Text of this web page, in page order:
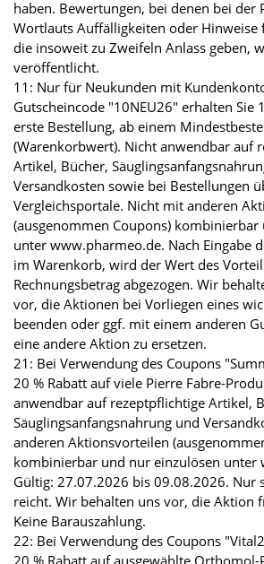
haben. Bewertungen, bei denen bei der
Wortlauts Auffälligkeiten oder Hinweise
die insoweit zu Zweifeln Anlass geben,
veröffentlicht.
11: Nur für Neukunden mit
Gutscheincode "10NEU26" erhalten Sie
erste Bestellung, ab einem
(Warenkorbwert). Nicht anwendbar auf
Artikel, Bücher,
Versandkosten sowie bei Bestellungen
Vergleichsportale. Nicht mit anderen
(ausgenommen Coupons)
unter www.pharmeo.de. Nach Eingabe
im Warenkorb, wird der Wert des
Rechnungsbetrag abgezogen. Wir
vor, die Aktionen bei Vorliegen eines
beenden oder ggf. mit einem anderen
eine andere Aktion zu ersetzen.
21: Bei Verwendung des Coupons
20 % Rabatt auf viele Pierre Fabre-
anwendbar auf rezeptpflichtige Artikel,
Säuglingsanfangsnahrung und
anderen Aktionsvorteilen
kombinierbar und nur einzulösen unter
Gültig: 27.07.2026 bis 09.08.2026. Nur
reicht. Wir behalten uns vor, die Aktion
Keine Barauszahlung.
22: Bei Verwendung des Coupons